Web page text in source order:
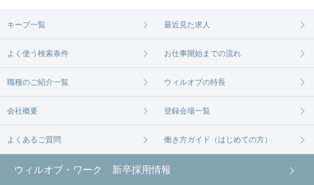
無料相談の登録はコチラから
キープ一覧 最近見た求人
よく使う検索条件 お仕事開始までの流れ
職種のご紹介一覧 ウィルオブの特長
会社概要 登録会場一覧
よくあるご質問 働き方ガイド（はじめての方）
ウィルオブ・ワーク 新卒採用情報